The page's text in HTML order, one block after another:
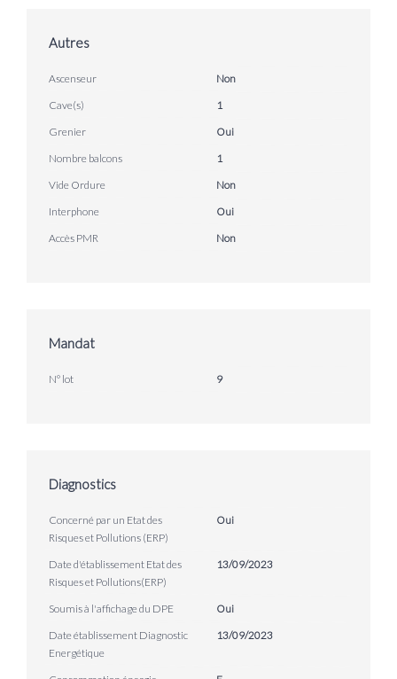
Autres
Ascenseur
Non
Cave(s)
1
Grenier
Oui
Nombre balcons
1
Vide Ordure
Non
Interphone
Oui
Accès PMR
Non
Mandat
N° lot 9
Diagnostics
Concerné par un Etat des
Risques et Pollutions (ERP)
Oui
Date d'établissement Etat des
Risques et Pollutions(ERP)
13/09/2023
Soumis à l'affichage du DPE
Oui
Date établissement Diagnostic
Energétique
13/09/2023